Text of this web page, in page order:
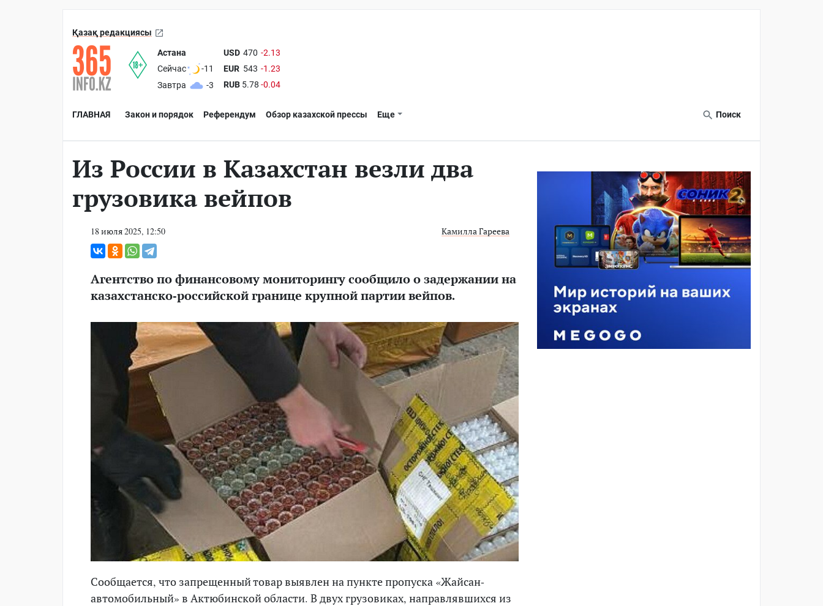
Қазақ редакциясы
Астана
Сейчас
-11
Завтра
-3
USD 470 -2.13
EUR 543 -1.23
RUB 5.78 -0.04
ГЛАВНАЯ Закон и порядок Референдум Обзор казахской прессы Еще Поиск
Из России в Казахстан везли два
грузовика вейпов
18 июля 2025, 12:50 Камилла Гареева
Агентство по финансовому мониторингу сообщило о задержании на
казахстанско-российской границе крупной партии вейпов.
Сообщается, что запрещенный товар выявлен на пункте пропуска «Жайсан-
автомобильный» в Актюбинской области. В двух грузовиках, направлявшихся из